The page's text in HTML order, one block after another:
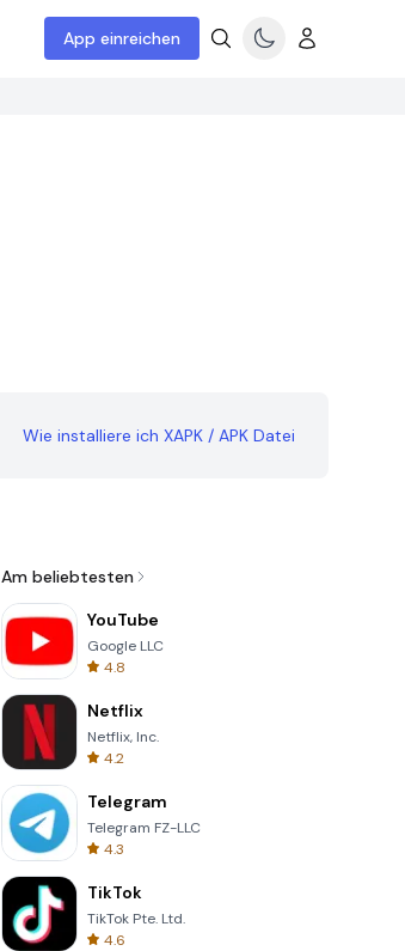
App einreichen
Wie installiere ich XAPK / APK Datei
Am beliebtesten
YouTube
Google LLC
4.8
Netflix
Netflix, Inc.
4.2
Telegram
Telegram FZ-LLC
4.3
TikTok
TikTok Pte. Ltd.
4.6